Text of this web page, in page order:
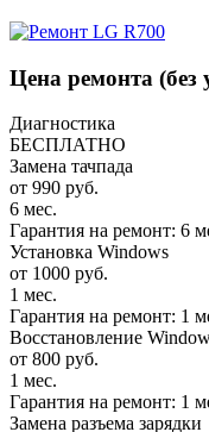
Цена ремонта (без
Диагностика
БЕСПЛАТНО
Замена тачпада
от 990 руб.
6 мес.
Гарантия на ремонт: 6
Установка Windows
от 1000 руб.
1 мес.
Гарантия на ремонт: 1
Восстановление
от 800 руб.
1 мес.
Гарантия на ремонт: 1
Замена разъема зарядки